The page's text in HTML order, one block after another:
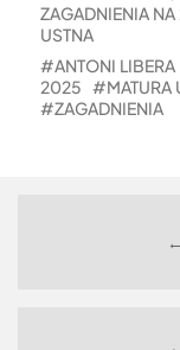
ZAGADNIENIA
USTNA
ANTONI LIBERA
2025
MATURA
ZAGADNIENIA